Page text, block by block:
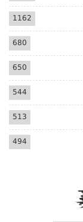
1162
680
650
544
513
494